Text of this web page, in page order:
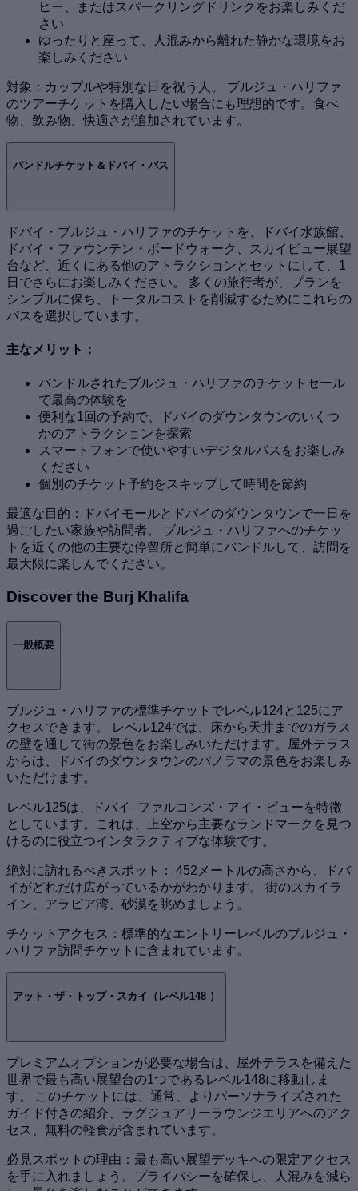
ヒー、またはスパークリングドリンクをお楽しみくだ
さい
ゆったりと座って、人混みから離れた静かな環境をお
楽しみください
対象：カップルや特別な日を祝う人。 ブルジュ・ハリファ
のツアーチケットを購入したい場合にも理想的です。食べ
物、飲み物、快適さが追加されています。
バンドルチケット＆ドバイ・パス
ドバイ・ブルジュ・ハリファのチケットを、ドバイ水族館、
ドバイ・ファウンテン・ボードウォーク、スカイビュー展望
台など、近くにある他のアトラクションとセットにして、1
日でさらにお楽しみください。 多くの旅行者が、プランを
シンプルに保ち、トータルコストを削減するためにこれらの
パスを選択しています。
主なメリット：
バンドルされたブルジュ・ハリファのチケットセール
で最高の体験を
便利な1回の予約で、ドバイのダウンタウンのいくつ
かのアトラクションを探索
スマートフォンで使いやすいデジタルパスをお楽しみ
ください
個別のチケット予約をスキップして時間を節約
最適な目的：ドバイモールとドバイのダウンタウンで一日を
過ごしたい家族や訪問者。 ブルジュ・ハリファへのチケッ
トを近くの他の主要な停留所と簡単にバンドルして、訪問を
最大限に楽しんでください。
Discover the Burj Khalifa
一般概要
ブルジュ・ハリファの標準チケットでレベル124と125にア
クセスできます。 レベル124では、床から天井までのガラス
の壁を通して街の景色をお楽しみいただけます。屋外テラス
からは、ドバイのダウンタウンのパノラマの景色をお楽しみ
いただけます。
レベル125は、ドバイ–ファルコンズ・アイ・ビューを特徴
としています。これは、上空から主要なランドマークを見つ
けるのに役立つインタラクティブな体験です。
絶対に訪れるべきスポット： 452メートルの高さから、ドバ
イがどれだけ広がっているかがわかります。 街のスカイラ
イン、アラビア湾、砂漠を眺めましょう。
チケットアクセス：標準的なエントリーレベルのブルジュ・
ハリファ訪問チケットに含まれています。
アット・ザ・トップ・スカイ（レベル148 ）
プレミアムオプションが必要な場合は、屋外テラスを備えた
世界で最も高い展望台の1つであるレベル148に移動しま
す。 このチケットには、通常、よりパーソナライズされた
ガイド付きの紹介、ラグジュアリーラウンジエリアへのアク
セス、無料の軽食が含まれています。
必見スポットの理由：最も高い展望デッキへの限定アクセス
を手に入れましょう。プライバシーを確保し、人混みを減ら